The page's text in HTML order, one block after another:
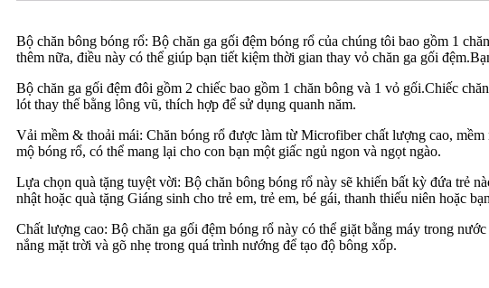
Bộ chăn bông bóng rổ: Bộ chăn ga gối đệm bóng rổ của chúng tôi bao gồm 1
thêm nữa, điều này có thể giúp bạn tiết kiệm thời gian thay vỏ chăn ga gối
Bộ chăn ga gối đệm đôi gồm 2 chiếc bao gồm 1 chăn bông và 1 vỏ gối.Chiếc
lót thay thế bằng lông vũ, thích hợp để sử dụng quanh năm.
Vải mềm & thoải mái: Chăn bóng rổ được làm từ Microfiber chất lượng cao,
mộ bóng rổ, có thể mang lại cho con bạn một giấc ngủ ngon và ngọt ngào.
Lựa chọn quà tặng tuyệt vời: Bộ chăn bông bóng rổ này sẽ khiến bất kỳ đứa trẻ
nhật hoặc quà tặng Giáng sinh cho trẻ em, trẻ em, bé gái, thanh thiếu niên hoặc
Chất lượng cao: Bộ chăn ga gối đệm bóng rổ này có thể giặt bằng máy trong
nắng mặt trời và gõ nhẹ trong quá trình nướng để tạo độ bông xốp.